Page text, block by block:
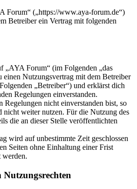
Forum“ („https://www.aya-forum.de“)
Betreiber ein Vertrag mit folgenden
„AYA Forum“ (im Folgenden „das
einen Nutzungsvertrag mit dem Betreiber
„Betreiber“) und erklärst dich
Regelungen einverstanden.
Regelungen nicht einverstanden bist, so
nicht weiter nutzen. Für die Nutzung des
die an dieser Stelle veröffentlichten
wird auf unbestimmte Zeit geschlossen
Seiten ohne Einhaltung einer Frist
werden.